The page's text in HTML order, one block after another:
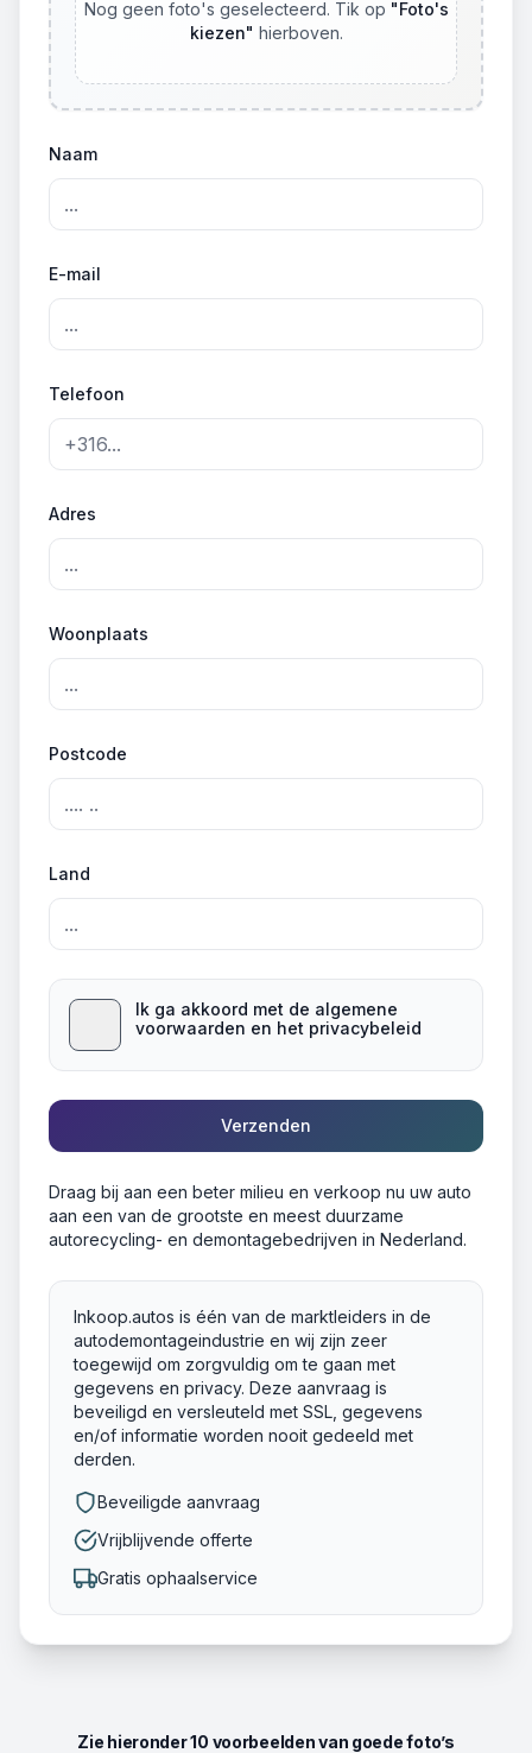
Nog geen foto's geselecteerd. Tik op "Foto's
kiezen" hierboven.
Naam
E-mail
Telefoon
Adres
Woonplaats
Postcode
Land
Ik ga akkoord met de algemene
voorwaarden en het privacybeleid
Verzenden
Draag bij aan een beter milieu en verkoop nu uw auto
aan een van de grootste en meest duurzame
autorecycling- en demontagebedrijven in Nederland.
Inkoop.autos is één van de marktleiders in de
autodemontageindustrie en wij zijn zeer
toegewijd om zorgvuldig om te gaan met
gegevens en privacy. Deze aanvraag is
beveiligd en versleuteld met SSL, gegevens
en/of informatie worden nooit gedeeld met
derden.
Beveiligde aanvraag
Vrijblijvende offerte
Gratis ophaalservice
Zie hieronder 10 voorbeelden van goede foto’s